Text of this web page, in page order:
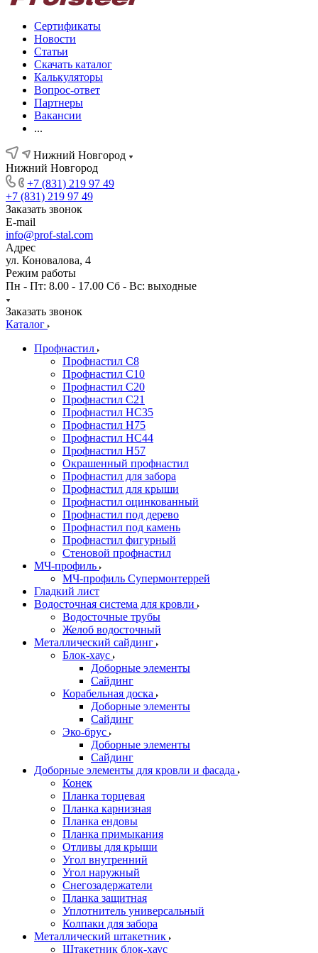
Сертификаты
Новости
Статьи
Скачать каталог
Калькуляторы
Вопрос-ответ
Партнеры
Вакансии
...
Нижний Новгород
Нижний Новгород
+7 (831) 219 97 49
+7 (831) 219 97 49
Заказать звонок
E-mail
info@prof-stal.com
Адрес
ул. Коновалова, 4
Режим работы
Пн - Пт: 8.00 - 17.00 Сб - Вс: выходные
Заказать звонок
Каталог
Профнастил
Профнастил С8
Профнастил С10
Профнастил С20
Профнастил С21
Профнастил НС35
Профнастил Н75
Профнастил HC44
Профнастил Н57
Окрашенный профнастил
Профнастил для забора
Профнастил для крыши
Профнастил оцинкованный
Профнастил под дерево
Профнастил под камень
Профнастил фигурный
Стеновой профнастил
МЧ-профиль
МЧ-профиль Супермонтеррей
Гладкий лист
Водосточная система для кровли
Водосточные трубы
Желоб водосточный
Металлический сайдинг
Блок-хаус
Доборные элементы
Сайдинг
Корабельная доска
Доборные элементы
Сайдинг
Эко-брус
Доборные элементы
Сайдинг
Доборные элементы для кровли и фасада
Конек
Планка торцевая
Планка карнизная
Планка ендовы
Планка примыкания
Отливы для крыши
Угол внутренний
Угол наружный
Снегозадержатели
Планка защитная
Уплотнитель универсальный
Колпаки для забора
Металлический штакетник
Штакетник блок-хаус